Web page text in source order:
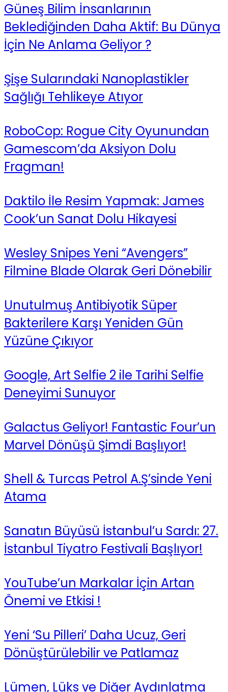
Güneş Bilim İnsanlarının
Beklediğinden Daha Aktif: Bu Dünya
İçin Ne Anlama Geliyor ?
Şişe Sularındaki Nanoplastikler
Sağlığı Tehlikeye Atıyor
RoboCop: Rogue City Oyunundan
Gamescom’da Aksiyon Dolu
Fragman!
Daktilo İle Resim Yapmak: James
Cook’un Sanat Dolu Hikayesi
Wesley Snipes Yeni “Avengers”
Filmine Blade Olarak Geri Dönebilir
Unutulmuş Antibiyotik Süper
Bakterilere Karşı Yeniden Gün
Yüzüne Çıkıyor
Google, Art Selfie 2 ile Tarihi Selfie
Deneyimi Sunuyor
Galactus Geliyor! Fantastic Four’un
Marvel Dönüşü Şimdi Başlıyor!
Shell & Turcas Petrol A.Ş’sinde Yeni
Atama
Sanatın Büyüsü İstanbul’u Sardı: 27.
İstanbul Tiyatro Festivali Başlıyor!
YouTube’un Markalar İçin Artan
Önemi ve Etkisi !
Yeni ‘Su Pilleri’ Daha Ucuz, Geri
Dönüştürülebilir ve Patlamaz
Lümen, Lüks ve Diğer Aydınlatma